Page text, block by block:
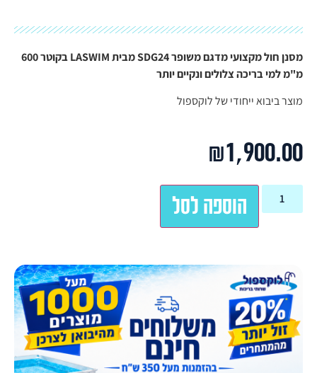
מסנן חול מקצועי מדגם משופר SDG24 מבית LASWIM בקוטר 600
מ"מ למי בריכה צלולים ונקיים יותר
מוצר ביבוא ייחודי של לוקספול
₪1,900.00
הוספה לסל